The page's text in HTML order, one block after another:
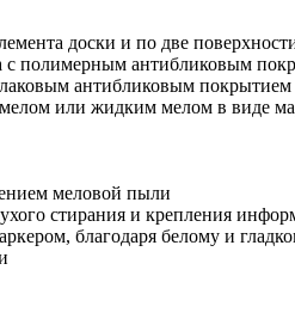
доски и по две
с полимерным антибликовым
антибликовым покрытием
или жидким мелом в виде
меловой пыли
стирания и крепления
благодаря белому и